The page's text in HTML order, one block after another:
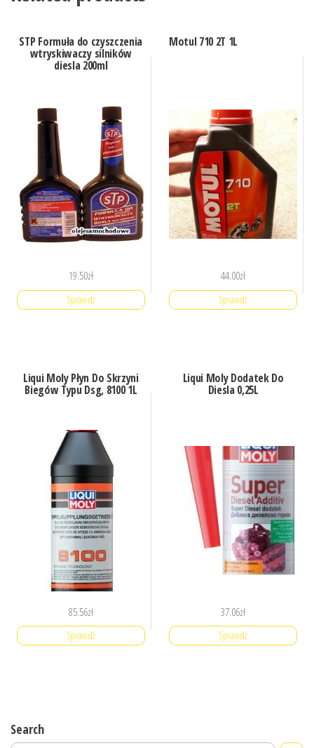
STP Formuła do czyszczenia
wtryskiwaczy silników
diesla 200ml
19.50zł
Sprawdź
Motul 710 2T 1L
44.00zł
Sprawdź
Liqui Moly Płyn Do Skrzyni
Biegów Typu Dsg, 8100 1L
85.56zł
Sprawdź
Liqui Moly Dodatek Do
Diesla 0,25L
37.06zł
Sprawdź
Search